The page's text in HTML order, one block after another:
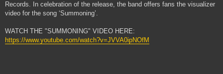
Records. In celebration of the release, the band offers fans the visualizer
video for the song ‘Summoning’.
WATCH THE "SUMMONING" VIDEO HERE:
https://www.youtube.com/watch?v=JVVA0ipNOfM